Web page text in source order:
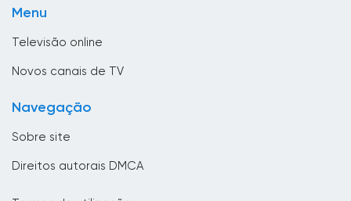
Menu
Televisão online
Novos canais de TV
Navegação
Sobre site
Direitos autorais DMCA